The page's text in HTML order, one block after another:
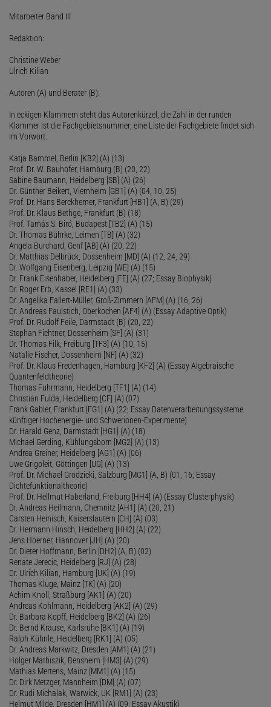
Mitarbeiter Band III
Redaktion:
Christine Weber
Ulrich Kilian
Autoren (A) und Berater (B):
In eckigen Klammern steht das Autorenkürzel, die Zahl in der runden
Klammer ist die Fachgebietsnummer; eine Liste der Fachgebiete findet sich
im Vorwort.
Katja Bammel, Berlin [KB2] (A) (13)
Prof. Dr. W. Bauhofer, Hamburg (B) (20, 22)
Sabine Baumann, Heidelberg [SB] (A) (26)
Dr. Günther Beikert, Viernheim [GB1] (A) (04, 10, 25)
Prof. Dr. Hans Berckhemer, Frankfurt [HB1] (A, B) (29)
Prof. Dr. Klaus Bethge, Frankfurt (B) (18)
Prof. Tamás S. Biró, Budapest [TB2] (A) (15)
Dr. Thomas Bührke, Leimen [TB] (A) (32)
Angela Burchard, Genf [AB] (A) (20, 22)
Dr. Matthias Delbrück, Dossenheim [MD] (A) (12, 24, 29)
Dr. Wolfgang Eisenberg, Leipzig [WE] (A) (15)
Dr. Frank Eisenhaber, Heidelberg [FE] (A) (27; Essay Biophysik)
Dr. Roger Erb, Kassel [RE1] (A) (33)
Dr. Angelika Fallert-Müller, Groß-Zimmern [AFM] (A) (16, 26)
Dr. Andreas Faulstich, Oberkochen [AF4] (A) (Essay Adaptive Optik)
Prof. Dr. Rudolf Feile, Darmstadt (B) (20, 22)
Stephan Fichtner, Dossenheim [SF] (A) (31)
Dr. Thomas Filk, Freiburg [TF3] (A) (10, 15)
Natalie Fischer, Dossenheim [NF] (A) (32)
Prof. Dr. Klaus Fredenhagen, Hamburg [KF2] (A) (Essay Algebraische
Quantenfeldtheorie)
Thomas Fuhrmann, Heidelberg [TF1] (A) (14)
Christian Fulda, Heidelberg [CF] (A) (07)
Frank Gabler, Frankfurt [FG1] (A) (22; Essay Datenverarbeitungssysteme
künftiger Hochenergie- und Schwerionen-Experimente)
Dr. Harald Genz, Darmstadt [HG1] (A) (18)
Michael Gerding, Kühlungsborn [MG2] (A) (13)
Andrea Greiner, Heidelberg [AG1] (A) (06)
Uwe Grigoleit, Göttingen [UG] (A) (13)
Prof. Dr. Michael Grodzicki, Salzburg [MG1] (A, B) (01, 16; Essay
Dichtefunktionaltheorie)
Prof. Dr. Hellmut Haberland, Freiburg [HH4] (A) (Essay Clusterphysik)
Dr. Andreas Heilmann, Chemnitz [AH1] (A) (20, 21)
Carsten Heinisch, Kaiserslautern [CH] (A) (03)
Dr. Hermann Hinsch, Heidelberg [HH2] (A) (22)
Jens Hoerner, Hannover [JH] (A) (20)
Dr. Dieter Hoffmann, Berlin [DH2] (A, B) (02)
Renate Jerecic, Heidelberg [RJ] (A) (28)
Dr. Ulrich Kilian, Hamburg [UK] (A) (19)
Thomas Kluge, Mainz [TK] (A) (20)
Achim Knoll, Straßburg [AK1] (A) (20)
Andreas Kohlmann, Heidelberg [AK2] (A) (29)
Dr. Barbara Kopff, Heidelberg [BK2] (A) (26)
Dr. Bernd Krause, Karlsruhe [BK1] (A) (19)
Ralph Kühnle, Heidelberg [RK1] (A) (05)
Dr. Andreas Markwitz, Dresden [AM1] (A) (21)
Holger Mathiszik, Bensheim [HM3] (A) (29)
Mathias Mertens, Mainz [MM1] (A) (15)
Dr. Dirk Metzger, Mannheim [DM] (A) (07)
Dr. Rudi Michalak, Warwick, UK [RM1] (A) (23)
Helmut Milde, Dresden [HM1] (A) (09; Essay Akustik)